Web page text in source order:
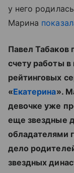
у него
Марина
Павел Табаков
счету работы в
рейтинговых
«Екатерина».
девочке уже
еще звездные
обладателями
дело
звездных